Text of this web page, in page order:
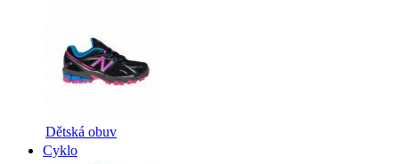
Dětská obuv
Cyklo